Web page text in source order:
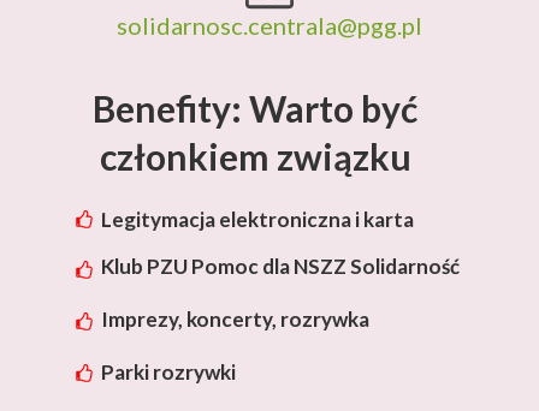
Benefity: Warto być
członkiem związku
Legitymacja elektroniczna i karta
Klub PZU Pomoc dla NSZZ Solidarność
Imprezy, koncerty, rozrywka
Parki rozrywki
solidarnosc.centrala@pgg.pl